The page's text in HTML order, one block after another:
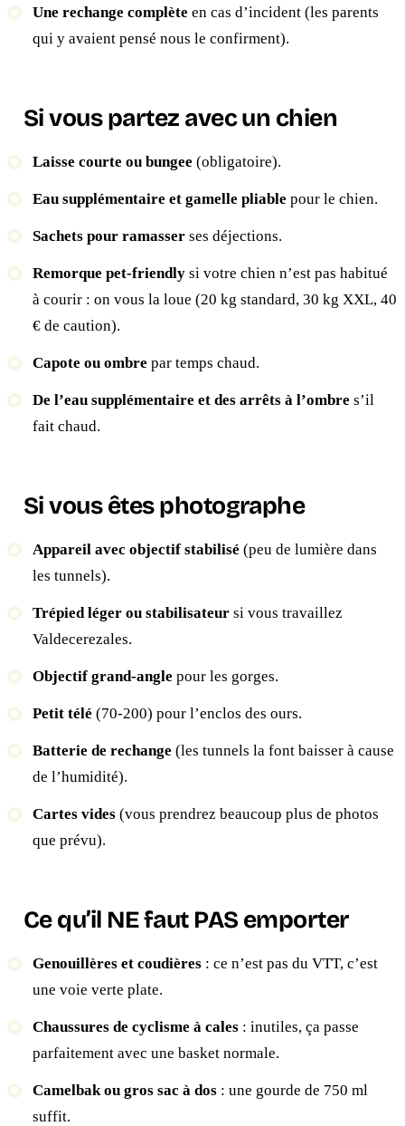
Une rechange complète en cas d’incident (les parents
qui y avaient pensé nous le confirment).
Si vous partez avec un chien
Laisse courte ou bungee (obligatoire).
Eau supplémentaire et gamelle pliable pour le chien.
Sachets pour ramasser ses déjections.
Remorque pet-friendly si votre chien n’est pas habitué
à courir : on vous la loue (20 kg standard, 30 kg XXL, 40
€ de caution).
Capote ou ombre par temps chaud.
De l’eau supplémentaire et des arrêts à l’ombre s’il
fait chaud.
Si vous êtes photographe
Appareil avec objectif stabilisé (peu de lumière dans
les tunnels).
Trépied léger ou stabilisateur si vous travaillez
Valdecerezales.
Objectif grand-angle pour les gorges.
Petit télé (70-200) pour l’enclos des ours.
Batterie de rechange (les tunnels la font baisser à cause
de l’humidité).
Cartes vides (vous prendrez beaucoup plus de photos
que prévu).
Ce qu’il NE faut PAS emporter
Genouillères et coudières : ce n’est pas du VTT, c’est
une voie verte plate.
Chaussures de cyclisme à cales : inutiles, ça passe
parfaitement avec une basket normale.
Camelbak ou gros sac à dos : une gourde de 750 ml
suffit.